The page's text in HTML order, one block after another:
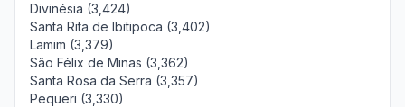
Divinésia (3,424)
Santa Rita de Ibitipoca (3,402)
Lamim (3,379)
São Félix de Minas (3,362)
Santa Rosa da Serra (3,357)
Pequeri (3,330)